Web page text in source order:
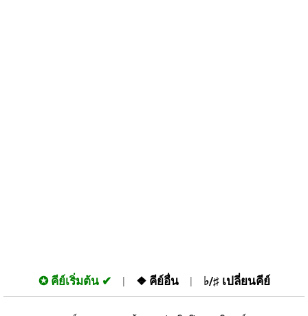
✪ คีย์เริ่มต้น ❖ คีย์อื่น ♭/♯ เปลี่ยนคีย์